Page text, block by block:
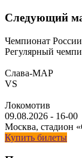
Следующий
Чемпионат
Регулярный
Слава-МАР
VS
Локомотив
09.08.2026 - 16-00
Москва, стадион
Купить билеты